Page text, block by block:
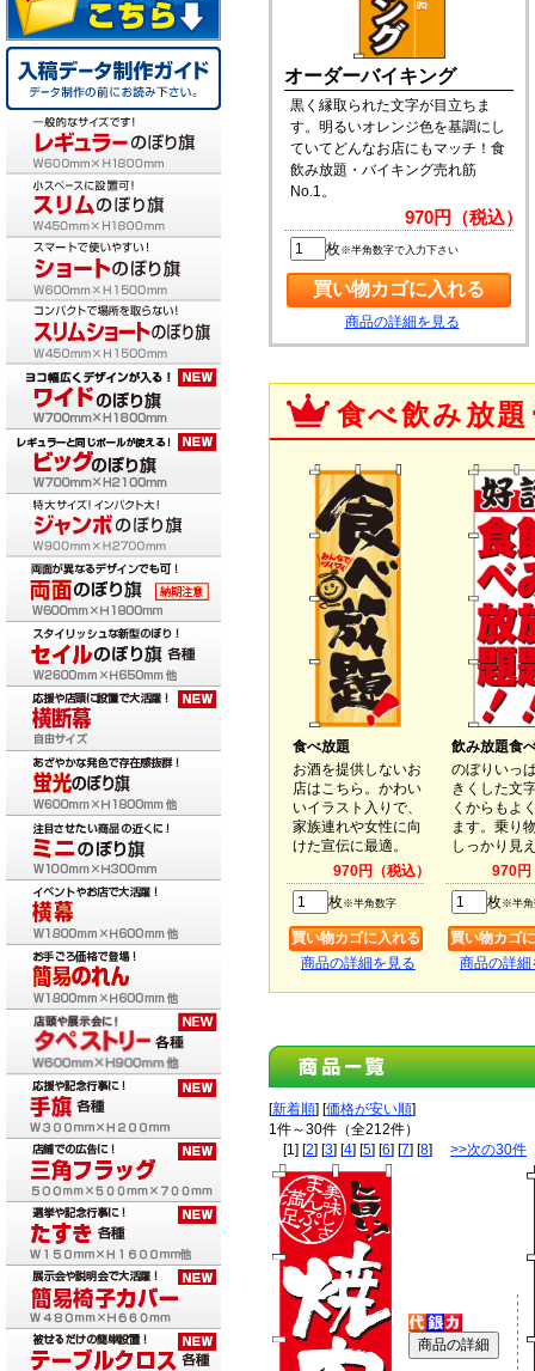
オーダーバイキング
黒く縁取られた文字が目立ちま
す。明るいオレンジ色を基調にし
ていてどんなお店にもマッチ！食
飲み放題・バイキング売れ筋
No.1。
970円（税込）
枚※半角数字で入力下さい
商品の詳細を見る
食べ飲み放
食べ放題
お酒を提供しないお
店はこちら。かわい
いイラスト入りで、
家族連れや女性に向
けた宣伝に最適。
970円（税込）
枚※半角数字
商品の詳細を見る
飲み放題食
のぼりいっ
きくした文
くからもよ
ます。乗り
しっかり見
970円
枚※半角
商品の詳細
[新着順] [価格が安い順]
1件～30件（全212件）
[1] [2] [3] [4] [5] [6] [7] [8] >>次の30件